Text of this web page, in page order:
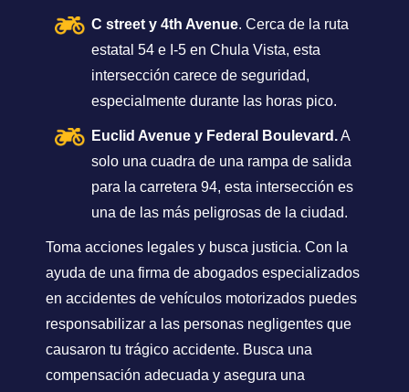
C street y 4th Avenue. Cerca de la ruta
estatal 54 e I-5 en Chula Vista, esta
intersección carece de seguridad,
especialmente durante las horas pico.
Euclid Avenue y Federal Boulevard.A
solo una cuadra de una rampa de salida
para la carretera 94, esta intersección es
una de las más peligrosas de la ciudad.
Toma acciones legales y busca justicia. Con la
ayuda de una firma de abogados especializados
en accidentes de vehículos motorizados puedes
responsabilizar a las personas negligentes que
causaron tu trágico accidente. Busca una
compensación adecuada y asegura una